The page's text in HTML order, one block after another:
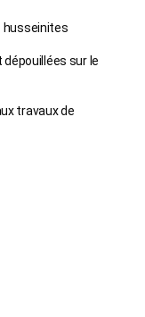
husseinites
sur le
travaux de